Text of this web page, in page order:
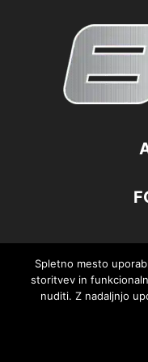
Spletno mesto
storitvev in
nuditi. Z nadaljnjo